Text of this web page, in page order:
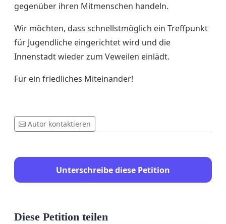
gegenüber ihren Mitmenschen handeln.
Wir möchten, dass schnellstmöglich ein Treffpunkt
für Jugendliche eingerichtet wird und die
Innenstadt wieder zum Veweilen einlädt.
Für ein friedliches Miteinander!
Autor kontaktieren
Unterschreibe diese Petition
Diese Petition teilen